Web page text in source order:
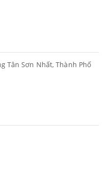
Tân Sơn Nhất, Thành Phố